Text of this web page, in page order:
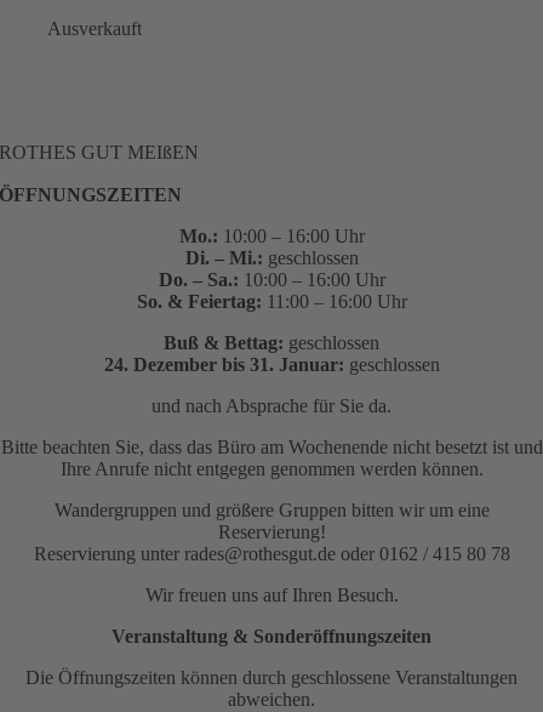
Ausverkauft
ROTHES GUT MEIßEN
ÖFFNUNGSZEITEN
Mo.: 10:00 – 16:00 Uhr
Di. – Mi.: geschlossen
Do. – Sa.: 10:00 – 16:00 Uhr
So. & Feiertag: 11:00 – 16:00 Uhr
Buß & Bettag: geschlossen
24. Dezember bis 31. Januar: geschlossen
und nach Absprache für Sie da.
Bitte beachten Sie, dass das Büro am Wochenende nicht besetzt ist und
Ihre Anrufe nicht entgegen genommen werden können.
Wandergruppen und größere Gruppen bitten wir um eine
Reservierung!
Reservierung unter rades@rothesgut.de oder 0162 / 415 80 78
Wir freuen uns auf Ihren Besuch.
Veranstaltung & Sonderöffnungszeiten
Die Öffnungszeiten können durch geschlossene Veranstaltungen
abweichen.